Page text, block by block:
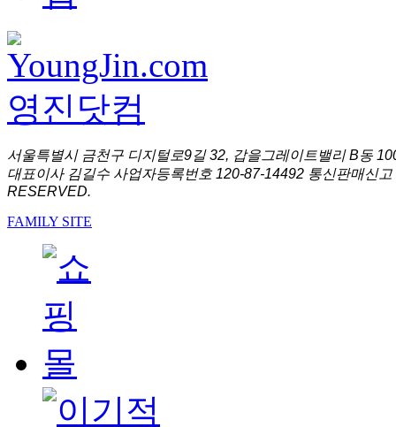
서울특별시 금천구 디지털로9길 32, 갑을그레이트밸리 B동
대표이사 김길수 사업자등록번호 120-87-14492 통신판매신
RESERVED.
FAMILY SITE